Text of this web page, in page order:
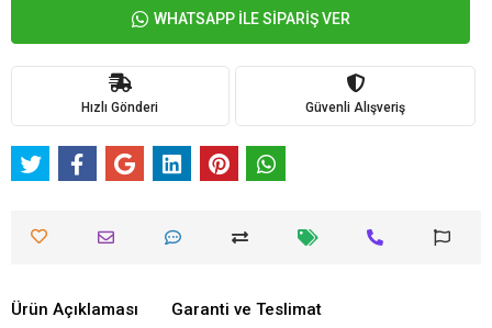
WHATSAPP İLE SİPARİŞ VER
Hızlı Gönderi Güvenli Alışveriş
Ürün Açıklaması Garanti ve Teslimat